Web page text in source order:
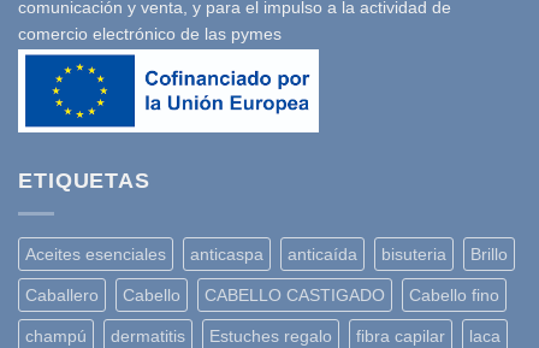
comunicación y venta, y para el impulso a la actividad de
comercio electrónico de las pymes
ETIQUETAS
Aceites esenciales anticaspa anticaída bisuteria Brillo
Caballero Cabello CABELLO CASTIGADO Cabello fino
champú dermatitis Estuches regalo fibra capilar laca